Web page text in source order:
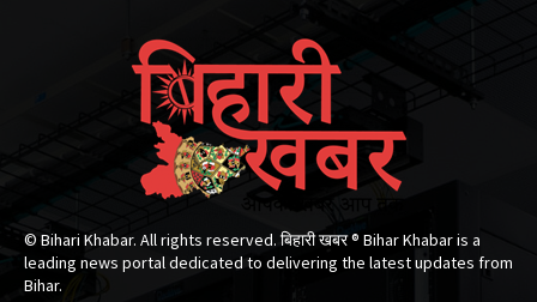
© Bihari Khabar. All rights reserved. बिहारी खबर ®​ Bihar Khabar is a
leading news portal dedicated to delivering the latest updates from
Bihar.